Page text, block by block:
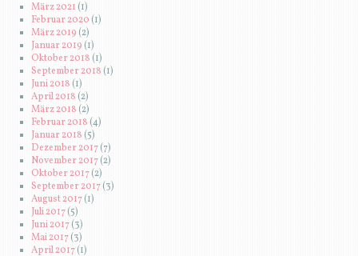
März 2021(1)
Februar 2020 (1)
März 2019 (2)
Januar 2019 (1)
Oktober 2018(1)
September 2018 (1)
Juni 2018 (1)
April 2018(2)
März 2018 (2)
Februar 2018(4)
Januar 2018 (5)
Dezember 2017(7)
November 2017(2)
Oktober 2017(2)
September 2017(3)
August 2017(1)
Juli 2017(5)
Juni 2017(3)
Mai 2017(3)
April 2017(1)